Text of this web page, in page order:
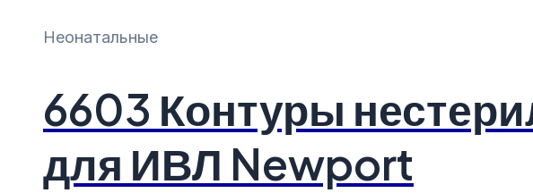
Неонатальные
6603 Контуры
для ИВЛ Newport